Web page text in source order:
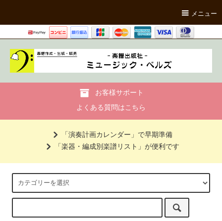
メニュー
お客様サポート
よくある質問はこちら
「演奏計画カレンダー」で早期準備
「楽器・編成別楽譜リスト」が便利です